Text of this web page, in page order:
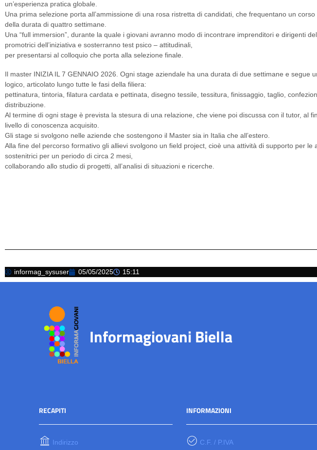
un’esperienza pratica globale.
Una prima selezione porta all’ammissione di una rosa ristretta di candidati, che frequentano un
della durata di quattro settimane.
Una “full immersion”, durante la quale i giovani avranno modo di incontrare imprenditori e dirigenti
promotrici dell’iniziativa e sosterranno test psico – attitudinali,
per presentarsi al colloquio che porta alla selezione finale.
Il master INIZIA IL 7 GENNAIO 2026. Ogni stage aziendale ha una durata di due settimane e segue
logico, articolato lungo tutte le fasi della filiera:
pettinatura, tintoria, filatura cardata e pettinata, disegno tessile, tessitura, finissaggio, taglio,
distribuzione.
Al termine di ogni stage è prevista la stesura di una relazione, che viene poi discussa con il tutor, al
livello di conoscenza acquisito.
Gli stage si svolgono nelle aziende che sostengono il Master sia in Italia che all’estero.
Alla fine del percorso formativo gli allievi svolgono un field project, cioè una attività di supporto per le
sostenitrici per un periodo di circa 2 mesi,
collaborando allo studio di progetti, all’analisi di situazioni e ricerche.
informag_sysuser 05/05/2025 15:11
Informagiovani Biella
RECAPITI
Indirizzo
INFORMAZIONI
C.F. / P.IVA